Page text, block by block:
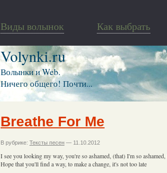
Виды волынок Как выбрать
Volynki.ru
Волынки и Web.
Ничего общего! Почти...
Breathe For Me
В рубрике: Тексты песен — 11.10.2012
I see you looking my way, you're so ashamed, (that) I'm so
Hope that you'll find a way, to make a change, it's not too late